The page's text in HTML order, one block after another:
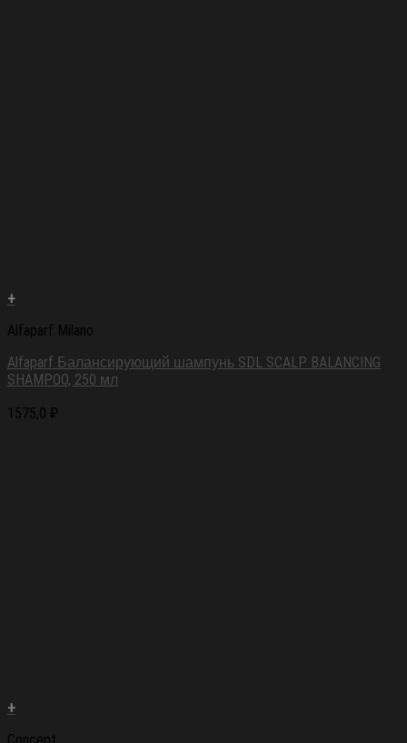
+
Alfaparf Milano
Alfaparf Балансирующий шампунь SDL SCALP BALANCING
SHAMPOO, 250 мл
1575,0 ₽
+